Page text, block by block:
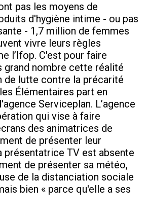
pas les moyens de
d'hygiène intime - ou pas
- 1,7 million de femmes
vivre leurs règles
l’Ifop. C'est pour faire
grand nombre cette réalité
de lutte contre la précarité
Élémentaires part en
Serviceplan. L’agence
qui vise à faire
des animatrices de
de présenter leur
présentatrice TV est absente
de présenter sa météo,
de la distanciation sociale
bien « parce qu'elle a ses